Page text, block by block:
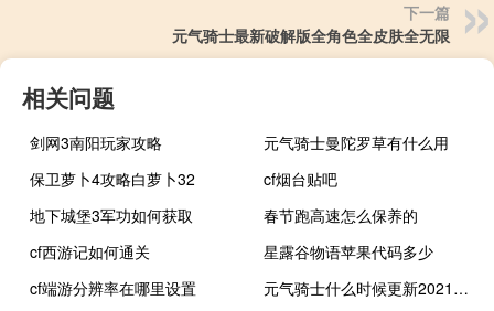
下一篇
元气骑士最新破解版全角色全皮肤全无限
相关问题
剑网3南阳玩家攻略
元气骑士曼陀罗草有什么用
保卫萝卜4攻略白萝卜32
cf烟台贴吧
地下城堡3军功如何获取
春节跑高速怎么保养的
cf西游记如何通关
星露谷物语苹果代码多少
cf端游分辨率在哪里设置
元气骑士什么时候更新2021暑假版本